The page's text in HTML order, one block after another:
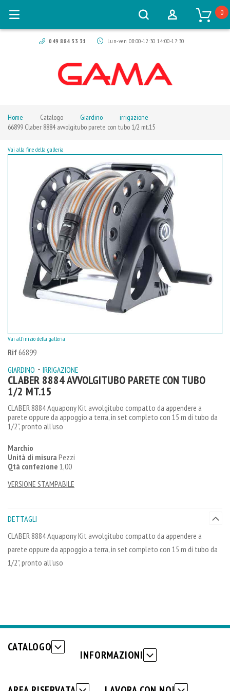
049 884 33 31 Lun-ven 08:00-12:30 14:00-17:30
0
Home Catalogo Giardino
irrigazione
66899 Claber 8884 avvolgitubo parete con tubo 1/2 mt.15
Rif66899
GIARDINO - IRRIGAZIONE
CLABER 8884 AVVOLGITUBO PARETE CON TUBO
1/2 MT.15
CLABER 8884 Aquapony Kit avvolgitubo compatto da appendere a
parete oppure da appoggio a terra, in set completo con 15 m di tubo da
1/2”, pronto all’uso
Marchio
Unità di misura Pezzi
Qtà confezione 1,00
VERSIONE STAMPABILE
Vai alla fine della galleria
Vai all'inizio della galleria
DETTAGLI
CLABER 8884 Aquapony Kit avvolgitubo compatto da appendere a
parete oppure da appoggio a terra, in set completo con 15 m di tubo da
1/2”, pronto all’uso
CATALOGO
INFORMAZIONI